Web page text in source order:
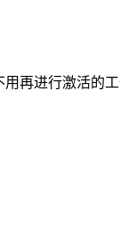
再进行激活的